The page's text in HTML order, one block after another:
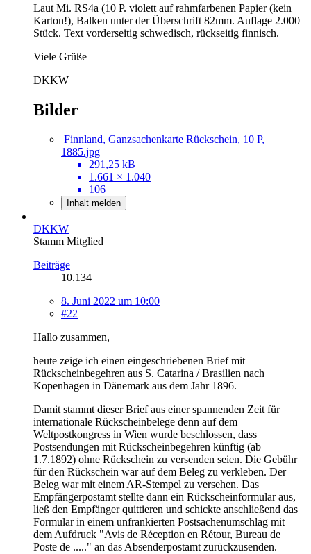
Laut Mi. RS4a (10 P. violett auf rahmfarbenen Papier (kein
Karton!), Balken unter der Überschrift 82mm. Auflage 2.000
Stück. Text vorderseitig schwedisch, rückseitig finnisch.
Viele Grüße
DKKW
Bilder
Finnland, Ganzsachenkarte Rückschein, 10 P,
1885.jpg
291,25 kB
1.661 × 1.040
106
Inhalt melden
DKKW
Stamm Mitglied
Beiträge
10.134
8. Juni 2022 um 10:00
#22
Hallo zusammen,
heute zeige ich einen eingeschriebenen Brief mit
Rückscheinbegehren aus S. Catarina / Brasilien nach
Kopenhagen in Dänemark aus dem Jahr 1896.
Damit stammt dieser Brief aus einer spannenden Zeit für
internationale Rückscheinbelege denn auf dem
Weltpostkongress in Wien wurde beschlossen, dass
Postsendungen mit Rückscheinbegehren künftig (ab
1.7.1892) ohne Rückschein zu versenden seien. Die Gebühr
für den Rückschein war auf dem Beleg zu verkleben. Der
Beleg war mit einem AR-Stempel zu versehen. Das
Empfängerpostamt stellte dann ein Rückscheinformular aus,
ließ den Empfänger quittieren und schickte anschließend das
Formular in einem unfrankierten Postsachenumschlag mit
dem Aufdruck "Avis de Réception en Rétour, Bureau de
Poste de ....." an das Absenderpostamt zurückzusenden.